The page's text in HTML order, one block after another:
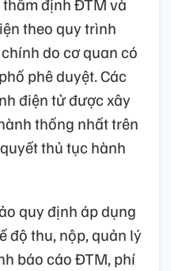
định ĐTM và
theo quy trình
do cơ quan có
phê duyệt. Các
điện tử được xây
thống nhất trên
thủ tục hành
quy định áp dụng
độ thu, nộp, quản lý
báo cáo ĐTM, phí